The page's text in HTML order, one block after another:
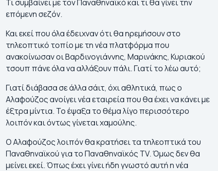
Τι συμβαίνει με τον Παναθηναϊκό και τι θα γίνει την
επόμενη σεζόν.
Και εκεί που όλα έδειχναν ότι θα ηρεμήσουν στο
τηλεοπτικό τοπίο με τη νέα πλατφόρμα που
ανακοίνωσαν οι Βαρδινογιάννης, Μαρινάκης, Κυριακού
τσουπ πάνε όλα να αλλάξουν πάλι. Γιατί το λέω αυτό;
Γιατί διάβασα σε άλλα σάιτ, όχι αθλητικά, πως ο
Αλαφούζος ανοίγει νέα εταιρεία που θα έχει να κάνει με
έξτρα μίντια. Το έψαξα το θέμα λίγο περισσότερο
λοιπόν και όντως γίνεται χαμούλης.
Ο Αλαφούζος λοιπόν θα κρατήσει τα τηλεοπτικά του
Παναθηναϊκού για το Παναθηναϊκός TV. Όμως δεν θα
μείνει εκεί. Όπως έχει γίνει ήδη γνωστό αυτή η νέα